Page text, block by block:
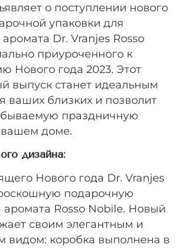
о поступлении нового
упаковки для
Dr. Vranjes Rosso
приуроченного к
Нового года 2023. Этот
выпуск станет идеальным
ваших близких и позволит
праздничную
доме.
дизайна:
Нового года Dr. Vranjes
подарочную
аромата Rosso Nobile. Новый
своим элегантным и
видом: коробка выполнена в